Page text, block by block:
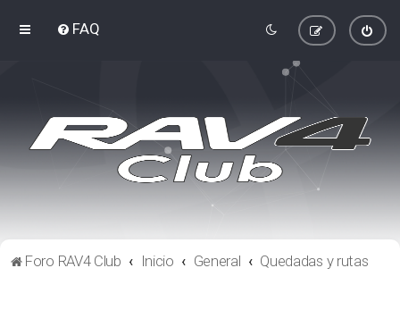
FAQ
Foro RAV4 Club Inicio General Quedadas y rutas